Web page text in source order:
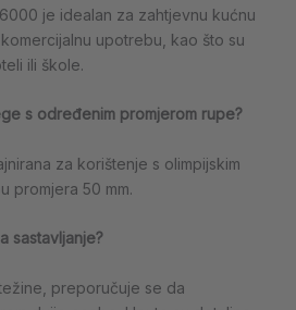
je idealan za zahtjevnu kućnu
upotrebu, kao što su
ili škole.
s određenim promjerom rupe?
za korištenje s olimpijskim
promjera 50 mm.
sastavljanje?
preporučuje se da